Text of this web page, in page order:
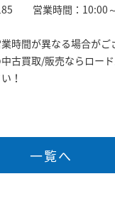
営業時間：10:00
時間が異なる場合がご
古買取/販売ならロー
！
一覧へ